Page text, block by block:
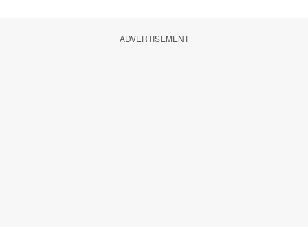
ADVERTISEMENT